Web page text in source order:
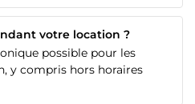
votre location ?
possible pour les
y compris hors horaires
D'ENVIES